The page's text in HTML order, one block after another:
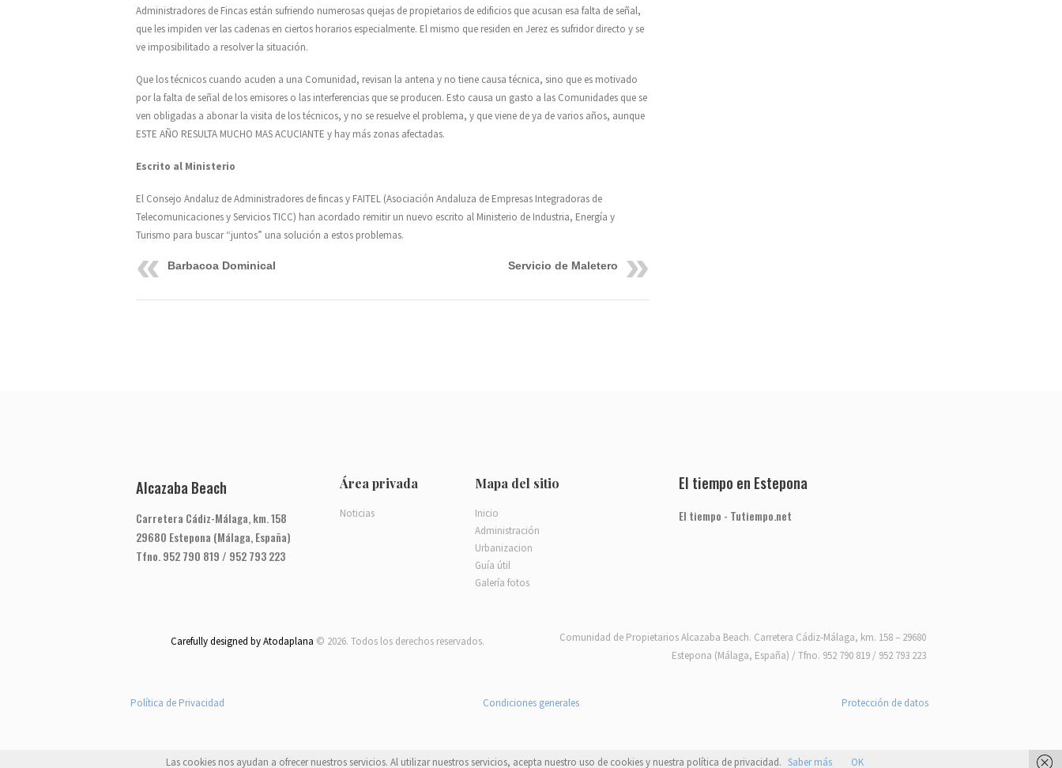
Administradores de Fincas están sufriendo numerosas quejas de propietarios de edificios que acusan esa falta de señal,
que les impiden ver las cadenas en ciertos horarios especialmente. El mismo que residen en Jerez es sufridor directo y se
ve imposibilitado a resolver la situación.
Que los técnicos cuando acuden a una Comunidad, revisan la antena y no tiene causa técnica, sino que es motivado
por la falta de señal de los emisores o las interferencias que se producen. Esto causa un gasto a las Comunidades que se
ven obligadas a abonar la visita de los técnicos, y no se resuelve el problema, y que viene de ya de varios años, aunque
ESTE AÑO RESULTA MUCHO MAS ACUCIANTE y hay más zonas afectadas.
Escrito al Ministerio
El Consejo Andaluz de Administradores de fincas y FAITEL (Asociación Andaluza de Empresas Integradoras de
Telecomunicaciones y Servicios TICC) han acordado remitir un nuevo escrito al Ministerio de Industria, Energía y
Turismo para buscar “juntos” una solución a estos problemas.
Barbacoa Dominical Servicio de Maletero
Alcazaba Beach
Carretera Cádiz-Málaga, km. 158
29680 Estepona (Málaga, España)
Tfno. 952 790 819 / 952 793 223
Área privada
Noticias
Mapa del sitio
Inicio
Administración
Urbanizacion
Guía útil
Galería fotos
El tiempo en Estepona
El tiempo - Tutiempo.net
Carefully designed by Atodaplana © 2026. Todos los derechos reservados.
Comunidad de Propietarios Alcazaba Beach. Carretera Cádiz-Málaga, km. 158 – 29680
Estepona (Málaga, España) / Tfno. 952 790 819 / 952 793 223
Política de Privacidad Condiciones generales Protección de datos
Las cookies nos ayudan a ofrecer nuestros servicios. Al utilizar nuestros servicios, acepta nuestro uso de cookies y nuestra política de privacidad. Saber más OK